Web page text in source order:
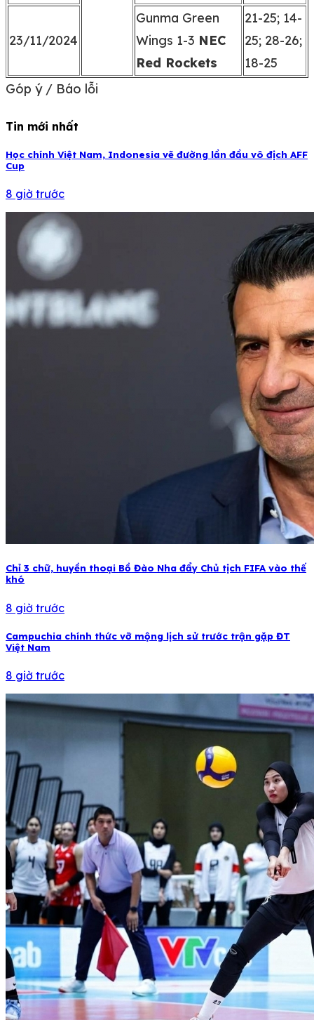
23/11/2024
Gunma Green
Wings 1-3 NEC
Red Rockets
21-25; 14-
25; 28-26;
18-25
Góp ý / Báo lỗi
Tin mới nhất
Học chính Việt Nam, Indonesia vẽ đường lần đầu vô địch AFF
Cup
8 giờ trước
Chỉ 3 chữ, huyền thoại Bồ Đào Nha đẩy Chủ tịch FIFA vào thế
khó
8 giờ trước
Campuchia chính thức vỡ mộng lịch sử trước trận gặp ĐT
Việt Nam
8 giờ trước